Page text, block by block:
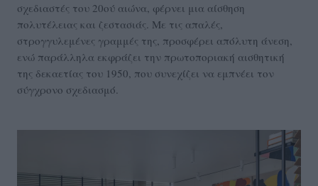
σχεδιαστές του 20ού αιώνα, φέρνει μια αίσθηση
πολυτέλειας και ζεστασιάς. Με τις απαλές,
στρογγυλεμένες γραμμές της, προσφέρει απόλυτη άνεση,
ενώ παράλληλα εκφράζει την πρωτοποριακή αισθητική
της δεκαετίας του 1950, που συνεχίζει να εμπνέει τον
σύγχρονο σχεδιασμό.